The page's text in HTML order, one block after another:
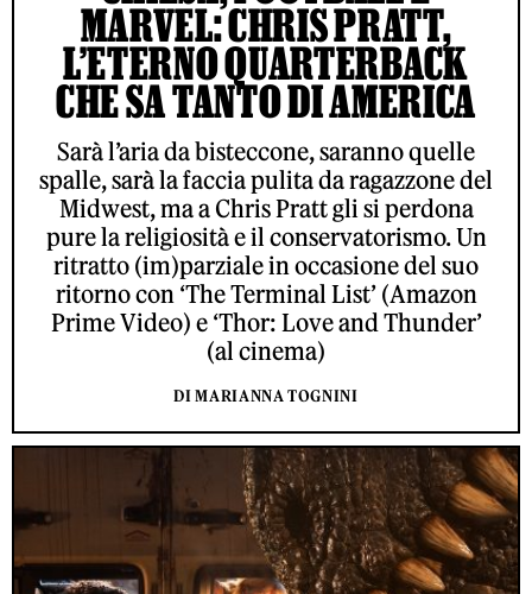
MARVEL: CHRIS PRATT,
L’ETERNO QUARTERBACK
CHE SA TANTO DI AMERICA
Sarà l’aria da bisteccone, saranno quelle
spalle, sarà la faccia pulita da ragazzone del
Midwest, ma a Chris Pratt gli si perdona
pure la religiosità e il conservatorismo. Un
ritratto (im)parziale in occasione del suo
ritorno con ‘The Terminal List’ (Amazon
Prime Video) e ‘Thor: Love and Thunder’
(al cinema)
DI MARIANNA TOGNINI